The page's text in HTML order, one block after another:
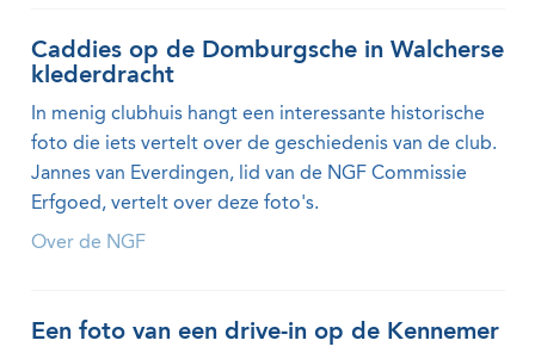
Caddies op de Domburgsche in Walcherse
klederdracht
In menig clubhuis hangt een interessante historische
foto die iets vertelt over de geschiedenis van de club.
Jannes van Everdingen, lid van de NGF Commissie
Erfgoed, vertelt over deze foto's.
Over de NGF
Een foto van een drive-in op de Kennemer